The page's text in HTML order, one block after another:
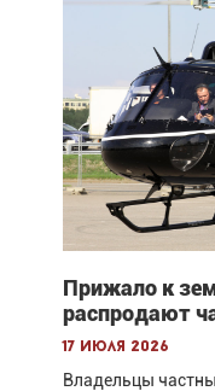
Прижало к
распродают
17 июля 2026
Владельцы